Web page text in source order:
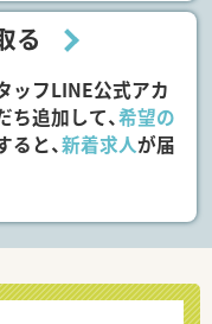
る
ッフLINE公式アカ
ち追加して、希望の
ると、新着求人が届